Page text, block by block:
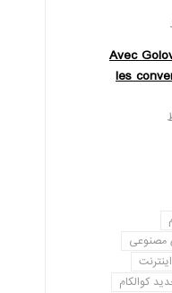
Avec
les
مصنوعی
اینترنت
کوالکام